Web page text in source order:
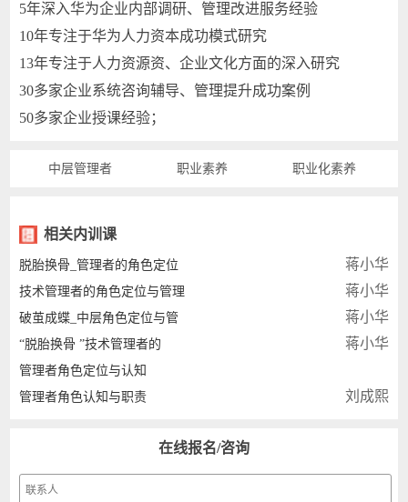
5年深入华为企业内部调研、管理改进服务经验
10年专注于华为人力资本成功模式研究
13年专注于人力资源资、企业文化方面的深入研究
30多家企业系统咨询辅导、管理提升成功案例
50多家企业授课经验；
中层管理者 职业素养 职业化素养
相关内训课
脱胎换骨_管理者的角色定位 蒋小华
技术管理者的角色定位与管理 蒋小华
破茧成蝶_中层角色定位与管 蒋小华
“脱胎换骨 ”技术管理者的 蒋小华
管理者角色定位与认知
管理者角色认知与职责
刘成熙
在线报名/咨询